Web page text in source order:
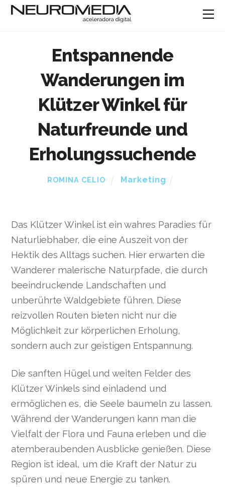
Entspannende
Wanderungen im
Klützer Winkel für
Naturfreunde und
Erholungssuchende
ROMINA CELIO Marketing
Das Klützer Winkel ist ein wahres Paradies für
Naturliebhaber, die eine Auszeit von der
Hektik des Alltags suchen. Hier erwarten die
Wanderer malerische Naturpfade, die durch
beeindruckende Landschaften und
unberührte Waldgebiete führen. Diese
reizvollen Routen bieten nicht nur die
Möglichkeit zur körperlichen Erholung,
sondern auch zur geistigen Entspannung.
Die sanften Hügel und weiten Felder des
Klützer Winkels sind einladend und
ermöglichen es, die Seele baumeln zu lassen.
Während der Wanderungen kann man die
Vielfalt der Flora und Fauna erleben und die
atemberaubenden Ausblicke genießen. Diese
Region ist ideal, um die Kraft der Natur zu
spüren und neue Energie zu tanken.